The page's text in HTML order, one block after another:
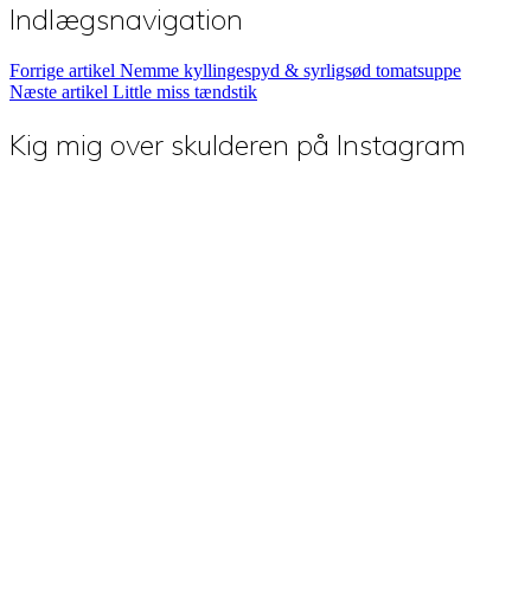
Indlægsnavigation
Forrige artikel Nemme kyllingespyd & syrligsød tomatsuppe
Næste artikel Little miss tændstik
Kig mig over skulderen på Instagram